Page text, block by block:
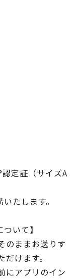
定証（サイズA
たします。
いて】
のままお送りす
けます。
にアプリのイン